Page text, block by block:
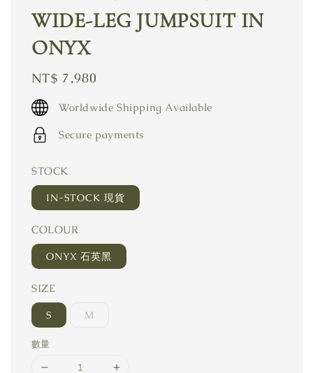
WIDE-LEG JUMPSUIT IN
ONYX
Regular
price
NT$ 7,980
Worldwide Shipping Available
Secure payments
STOCK
IN-STOCK 現貨
COLOUR
ONYX 石英黑
SIZE
S M
數量